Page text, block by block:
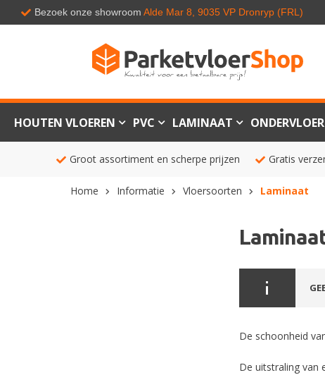
Bezoek onze showroom Alde Mar 8, 9035 VP Dronryp (FRL)
HOUTEN VLOEREN PVC LAMINAAT ONDERVLOER
Groot assortiment en scherpe prijzen Gratis
Home Informatie Vloersoorten Laminaat
De schoonheid
De uitstraling van